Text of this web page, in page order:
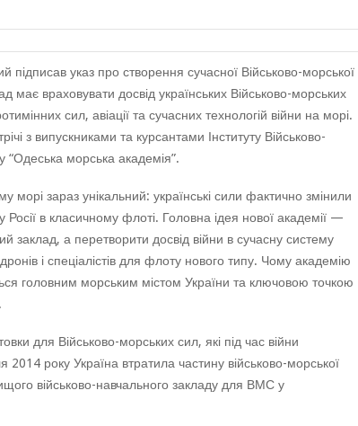
указ про створення сучасної Військово-морської
має враховувати досвід українських Військово-морських
сил, авіації та сучасних технологій війни на морі.
з випускниками та курсантами Інституту Військово-
“Одеська морська академія”.
морі зараз унікальний: українські сили фактично змінили
в класичному флоті. Головна ідея нової академії —
заклад, а перетворити досвід війни в сучасну систему
і спеціалістів для флоту нового типу. Чому академію
головним морським містом України та ключовою точкою
для Військово-морських сил, які під час війни
року Україна втратила частину військово-морської
військово-навчального закладу для ВМС у